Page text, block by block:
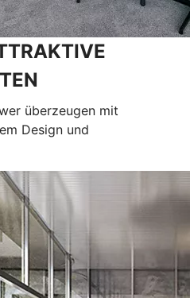
überzeugen mit
Design und